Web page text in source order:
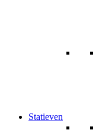
Statieven